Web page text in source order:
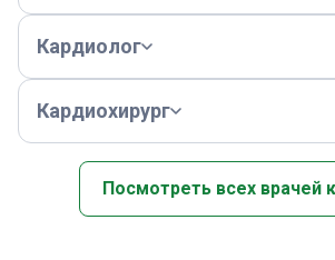
Кардиолог
Кардиохирург
Посмотреть всех врачей